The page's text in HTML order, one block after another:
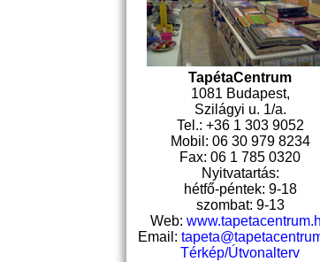
TapétaCentrum
1081 Budapest,
Szilágyi u. 1/a.
Tel.: +36 1 303 9052
Mobil: 06 30 979 8234
Fax: 06 1 785 0320
Nyitvatartás:
hétfő-péntek: 9-18
szombat: 9-13
Web:
Email:
Térkép/Útvonalterv